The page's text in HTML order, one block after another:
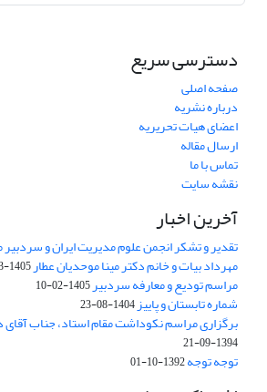
دسترسی سریع
صفحه اصلی
درباره نشریه
اعضای هیات تحریریه
ارسال مقاله
تماس با ما
نقشه سایت
آخرین اخبار
تقدیر و تشکر انجمن علوم مدیریت ایران و
مهرداد بیات و خانم دکتر مینا موحدیان عطار1405-03-03
مراسم تودیع و معارفه سردبیر1405-02-10
شماره تابستان و پاییز1404-08-23
برگزاری مراسم نکوداشت مقام استاد، جناب آقای
1394-09-21
توجه توجه1392-10-01